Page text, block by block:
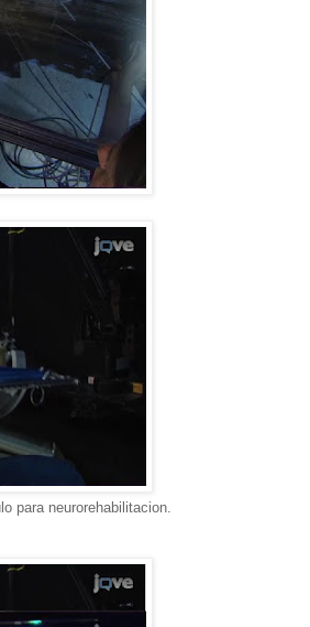
para neurorehabilitacion.